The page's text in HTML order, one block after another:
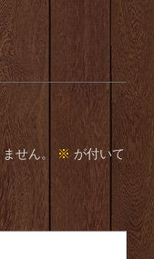
せん。 ※ が付いて